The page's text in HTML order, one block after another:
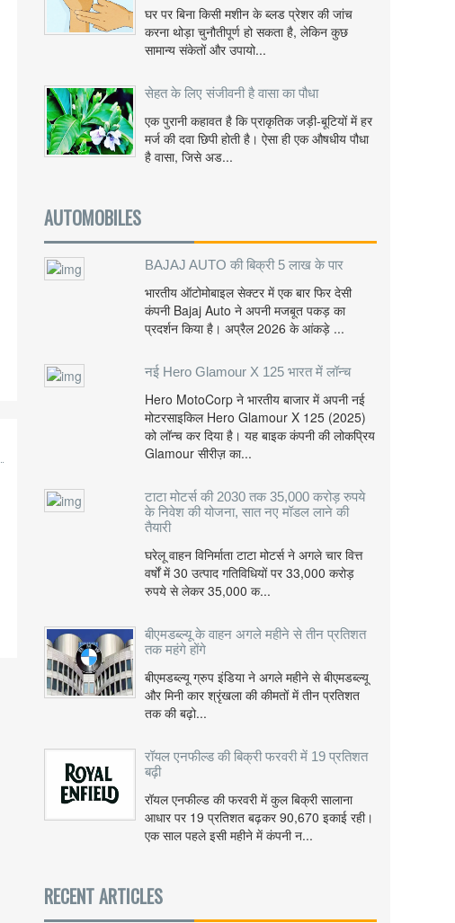
घर पर बिना किसी मशीन के ब्लड प्रेशर की जांच
करना थोड़ा चुनौतीपूर्ण हो सकता है, लेकिन कुछ
सामान्य संकेतों और उपायो...
सेहत के लिए संजीवनी है वासा का पौधा
एक पुरानी कहावत है कि प्राकृतिक जड़ी-बूटियों में हर
मर्ज की दवा छिपी होती है। ऐसा ही एक औषधीय पौधा
है वासा, जिसे अड...
AUTOMOBILES
BAJAJ AUTO की बिक्री 5 लाख के पार
भारतीय ऑटोमोबाइल सेक्टर में एक बार फिर देसी
कंपनी Bajaj Auto ने अपनी मजबूत पकड़ का
प्रदर्शन किया है। अप्रैल 2026 के आंकड़े ...
नई Hero Glamour X 125 भारत में लॉन्च
Hero MotoCorp ने भारतीय बाजार में अपनी नई
मोटरसाइकिल Hero Glamour X 125 (2025)
को लॉन्च कर दिया है। यह बाइक कंपनी की लोकप्रिय
Glamour सीरीज़ का...
टाटा मोटर्स की 2030 तक 35,000 करोड़ रुपये
के निवेश की योजना, सात नए मॉडल लाने की
तैयारी
घरेलू वाहन विनिर्माता टाटा मोटर्स ने अगले चार वित्त
वर्षों में 30 उत्पाद गतिविधियों पर 33,000 करोड़
रुपये से लेकर 35,000 क...
बीएमडब्ल्यू के वाहन अगले महीने से तीन प्रतिशत
तक महंगे होंगे
बीएमडब्ल्यू ग्रुप इंडिया ने अगले महीने से बीएमडब्ल्यू
और मिनी कार श्रृंखला की कीमतों में तीन प्रतिशत
तक की बढ़ो...
रॉयल एनफील्ड की बिक्री फरवरी में 19 प्रतिशत
बढ़ी
रॉयल एनफील्ड की फरवरी में कुल बिक्री सालाना
आधार पर 19 प्रतिशत बढ़कर 90,670 इकाई रही।
एक साल पहले इसी महीने में कंपनी न...
RECENT ARTICLES